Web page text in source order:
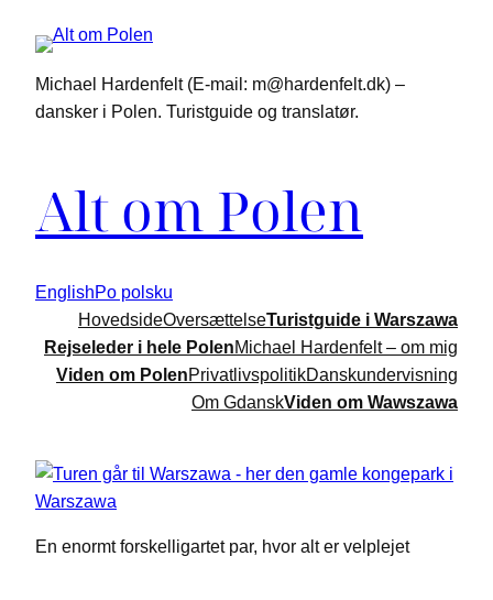
indhold
Michael Hardenfelt (E-mail: m@hardenfelt.dk) –
dansker i Polen. Turistguide og translatør.
Alt om Polen
EnglishPo polsku
HovedsideOversættelseTuristguide i Warszawa
Rejseleder i hele PolenMichael Hardenfelt – om mig
Viden om PolenPrivatlivspolitikDanskundervisning
Om GdanskViden om Wawszawa
En enormt forskelligartet par, hvor alt er velplejet